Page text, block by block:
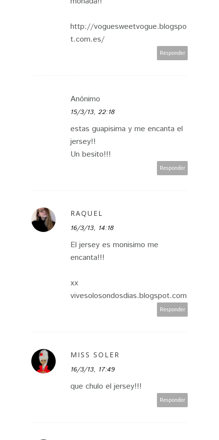
http://voguesweetvogue.blogspo
t.com.es/
Responder
Anónimo
15/3/13, 22:18
estas guapisima y me encanta el
jersey!!
Un besito!!!
Responder
RAQUEL
16/3/13, 14:18
El jersey es monisimo me
encanta!!!
xx
vivesolosondosdias.blogspot.com
Responder
MISS SOLER
16/3/13, 17:49
que chulo el jersey!!!
Responder